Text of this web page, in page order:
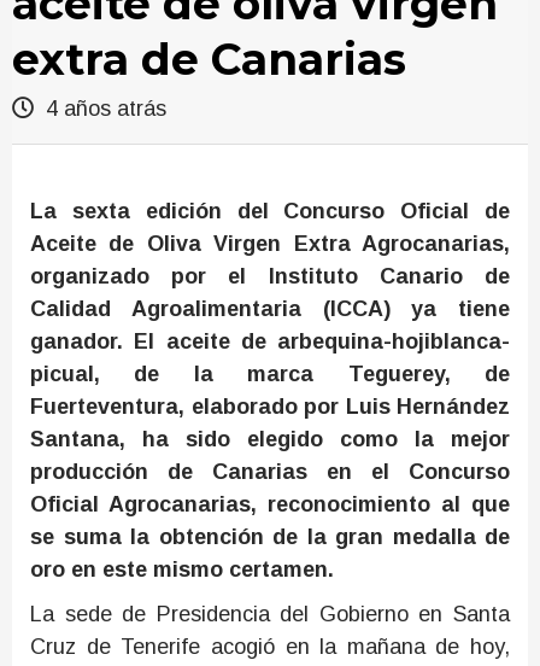
extra de Canarias
4 años atrás
La sexta edición del Concurso Oficial de
Aceite de Oliva Virgen Extra Agrocanarias,
organizado por el Instituto Canario de
Calidad Agroalimentaria (ICCA) ya tiene
ganador.
El aceite de arbequina-hojiblanca-
picual, de la marca Teguerey, de
Fuerteventura, elaborado por Luis Hernández
Santana, ha sido elegido como la mejor
producción de Canarias en el Concurso
Oficial Agrocanarias, reconocimiento al que
se suma la obtención de la gran medalla de
oro en este mismo certamen.
La sede de Presidencia del Gobierno en Santa
Cruz de Tenerife acogió en la mañana de hoy,